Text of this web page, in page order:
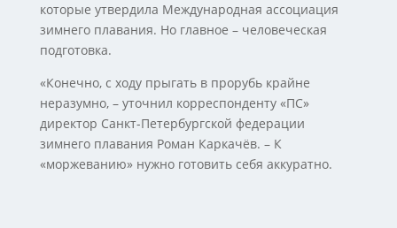
которые утвердила Международная ассоциация
зимнего плавания. Но главное – человеческая
подготовка.
«Конечно, с ходу прыгать в прорубь крайне
неразумно, – уточнил корреспонденту «ПС»
директор Санкт-Петербургской федерации
зимнего плавания Роман Каркачёв. – К
«моржеванию» нужно готовить себя аккуратно.